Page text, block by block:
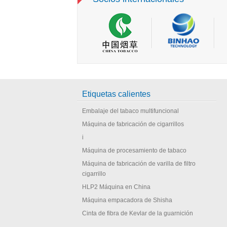
Etiquetas calientes
Embalaje del tabaco multifuncional
Máquina de fabricación de cigarrillos
i
Máquina de procesamiento de tabaco
Máquina de fabricación de varilla de filtro
cigarrillo
HLP2 Máquina en China
Máquina empacadora de Shisha
Cinta de fibra de Kevlar de la guarnición